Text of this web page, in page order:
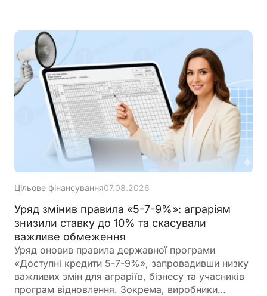
Цільове фінансування07.08.2026
Уряд змінив правила «5-7-9%»: аграріям
знизили ставку до 10% та скасували
важливе обмеження
Уряд оновив правила державної програми
«Доступні кредити 5-7-9%», запровадивши низку
важливих змін для аграріїв, бізнесу та учасників
програм відновлення. Зокрема, виробники